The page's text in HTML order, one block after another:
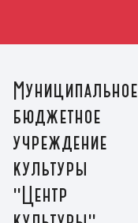
Муниципальное
бюджетное
учреждение
культуры
"Центр